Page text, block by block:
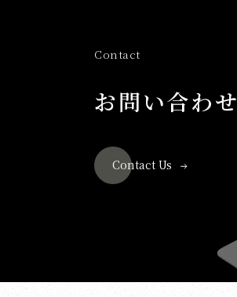
Contact
お問い合わせ
Contact Us